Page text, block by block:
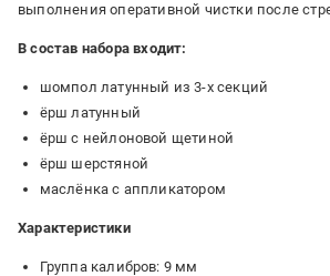
выполнения оперативной чистки после
В состав набора входит:
шомпол латунный из 3-х секций
ёрш латунный
ёрш с нейлоновой щетиной
ёрш шерстяной
маслёнка с аппликатором
Характеристики
Группа калибров: 9 мм